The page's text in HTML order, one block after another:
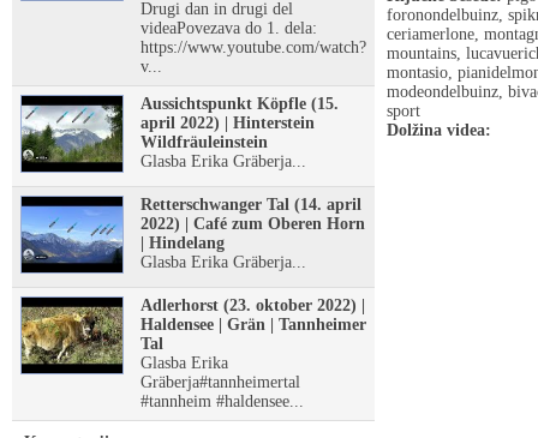
Drugi dan in drugi del
videaPovezava do 1. dela:
https://www.youtube.com/watch?
v...
Aussichtspunkt Köpfle (15.
april 2022) | Hinterstein
Wildfräuleinstein
Glasba Erika Gräberja...
Retterschwanger Tal (14. april
2022) | Café zum Oberen Horn
| Hindelang
Glasba Erika Gräberja...
Adlerhorst (23. oktober 2022) |
Haldensee | Grän | Tannheimer
Tal
Glasba Erika
Gräberja#tannheimertal
#tannheim #haldensee...
foronondelbuinz,
ceriamerlone,
mountains,
montasio,
modeondelbuinz,
sport
Dolžina videa: